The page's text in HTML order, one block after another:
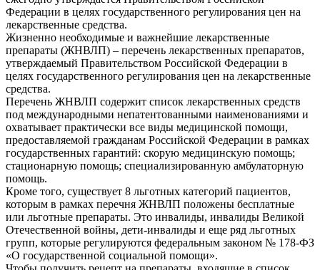
Федерации в целях государственного регулирования цен на
лекарственные средства.
Жизненно необходимые и важнейшие лекарственные
препараты (ЖНВЛП) – перечень лекарственных препаратов,
утверждаемый Правительством Российской Федерации в
целях государственного регулирования цен на лекарственные
средства.
Перечень ЖНВЛП содержит список лекарственных средств
под международными непатентованными наименованиями и
охватывает практически все виды медицинской помощи,
предоставляемой гражданам Российской Федерации в рамках
государственных гарантий: скорую медицинскую помощь;
стационарную помощь; специализированную амбулаторную
помощь.
Кроме того, существует 8 льготных категорий пациентов,
которым в рамках перечня ЖНВЛП положены бесплатные
или льготные препараты. Это инвалиды, инвалиды Великой
Отечественной войны, дети-инвалиды и еще ряд льготных
групп, которые регулируются федеральным законом № 178-ФЗ
«О государственной социальной помощи».